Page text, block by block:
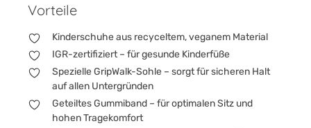
Vorteile
Kinderschuhe aus recyceltem, veganem Material
IGR-zertifiziert – für gesunde Kinderfüße
Spezielle GripWalk-Sohle – sorgt für sicheren Halt
auf allen Untergründen
Geteiltes Gummiband – für optimalen Sitz und
hohen Tragekomfort